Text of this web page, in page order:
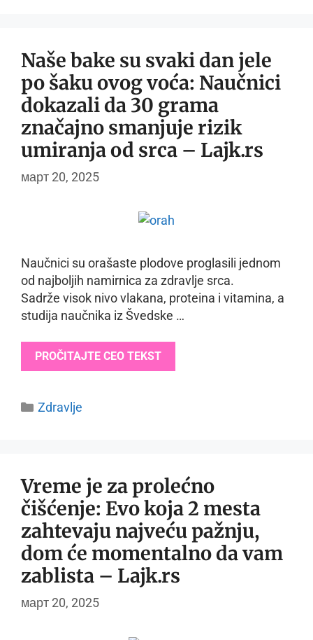
Naše bake su svaki dan jele
po šaku ovog voća: Naučnici
dokazali da 30 grama
značajno smanjuje rizik
umiranja od srca – Lajk.rs
март 20, 2025
Naučnici su orašaste plodove proglasili jednom
od najboljih namirnica za zdravlje srca.
Sadrže visok nivo vlakana, proteina i vitamina, a
studija naučnika iz Švedske …
PROČITAJTE CEO TEKST
Categories
Zdravlje
Vreme je za prolećno
čišćenje: Evo koja 2 mesta
zahtevaju najveću pažnju,
dom će momentalno da vam
zablista – Lajk.rs
март 20, 2025